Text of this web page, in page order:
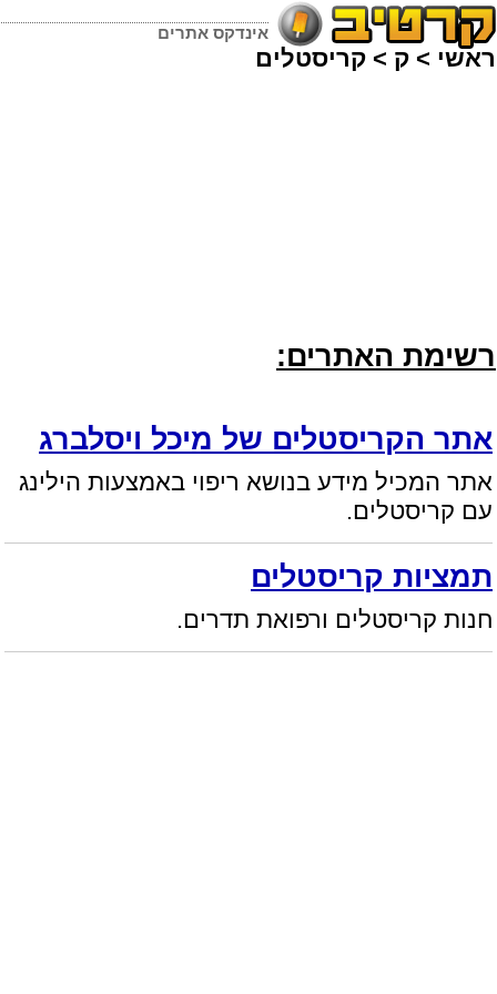
אינדקס אתרים
ראשי > ק > קריסטלים
רשימת האתרים:
אתר הקריסטלים של מיכל ויסלברג
אתר המכיל מידע בנושא ריפוי באמצעות הילינג
עם קריסטלים.
תמציות קריסטלים
חנות קריסטלים ורפואת תדרים.